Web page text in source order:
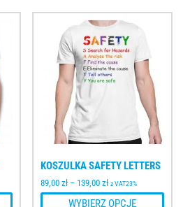
KOSZULKA SAFETY LETTERS
89,00zł – 139,00zł z VAT23%
WYBIERZ OPCJE